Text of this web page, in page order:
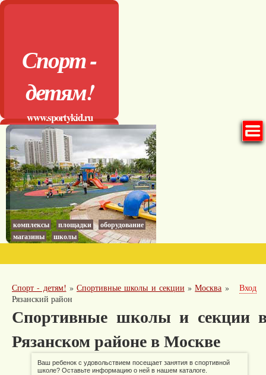
Спорт -
детям!
www.sportykid.ru
комплексы площадки
оборудование
магазины
школы
Спорт - детям! » Спортивные школы и секции »Москва »
Рязанский район
Вход
Спортивные школы и секции
Рязанском районе в Москве
Ваш ребенок с удовольствием посещает занятия в спортивной
школе? Оставьте информацию о ней в нашем каталоге.